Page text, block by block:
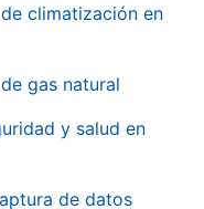
climatización en
gas natural
y salud en
de datos